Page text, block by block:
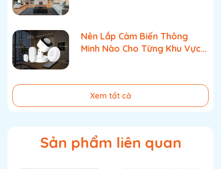
Nên Lắp Cảm Biến Thông
Minh Nào Cho Từng Khu Vực
Xem tất cả
Sản phẩm liên quan